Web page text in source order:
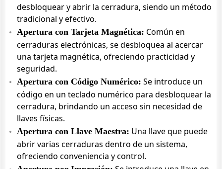
desbloquear y abrir la cerradura, siendo un método
tradicional y efectivo.
Apertura con Tarjeta Magnética: Común en
cerraduras electrónicas, se desbloquea al acercar
una tarjeta magnética, ofreciendo practicidad y
seguridad.
Apertura con Código Numérico: Se introduce un
código en un teclado numérico para desbloquear la
cerradura, brindando un acceso sin necesidad de
llaves físicas.
Apertura con Llave Maestra: Una llave que puede
abrir varias cerraduras dentro de un sistema,
ofreciendo conveniencia y control.